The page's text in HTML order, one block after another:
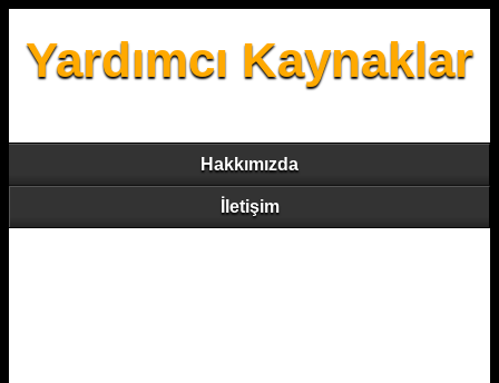
Yardımcı Kaynaklar
Hakkımızda
İletişim